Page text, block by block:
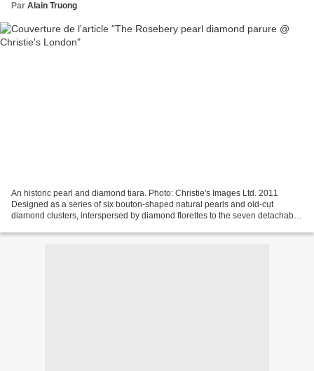
Par Alain Truong
An historic pearl and diamond tiara. Photo: Christie's Images Ltd. 2011
Designed as a series of six bouton-shaped natural pearls and old-cut
diamond clusters, interspersed by diamond florettes to the seven detachable